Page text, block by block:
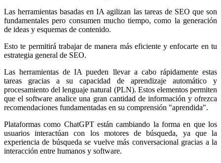
Las herramientas basadas en IA agilizan las tareas de SEO que son
fundamentales pero consumen mucho tiempo, como la generación
de ideas y esquemas de contenido.
Esto te permitirá trabajar de manera más eficiente y enfocarte en tu
estrategia general de SEO.
Las herramientas de IA pueden llevar a cabo rápidamente estas
tareas gracias a su capacidad de aprendizaje automático y
procesamiento del lenguaje natural (PLN). Estos elementos permiten
que el software analice una gran cantidad de información y ofrezca
recomendaciones fundamentadas en su comprensión "aprendida".
Plataformas como ChatGPT están cambiando la forma en que los
usuarios interactúan con los motores de búsqueda, ya que la
experiencia de búsqueda se vuelve más conversacional gracias a la
interacción entre humanos y software.